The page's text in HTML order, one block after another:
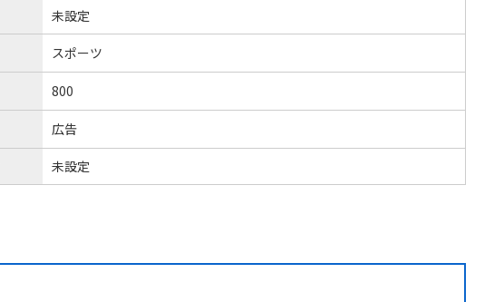
未設定
スポーツ
800
広告
未設定